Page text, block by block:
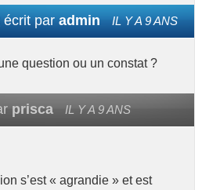
écrit paradmin IL Y A 9 ANS
question ou un constat ?
prisca IL Y A 9 ANS
s’est « agrandie » et est